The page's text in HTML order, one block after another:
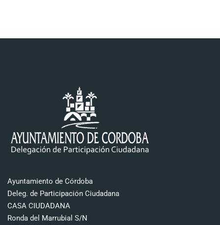
Ayuntamiento de Córdoba
Deleg. de Participación Ciudadana
CASA CIUDADANA
Ronda del Marrubial S/N